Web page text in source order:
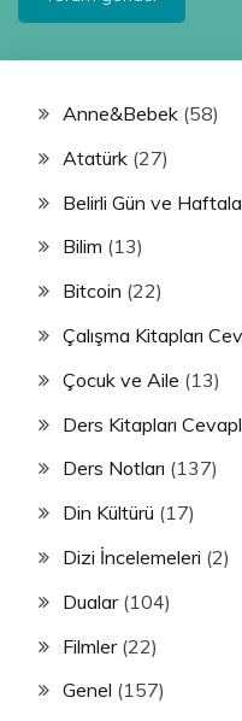
Anne&Bebek (58)
Atatürk (27)
Belirli Gün ve
Bilim (13)
Bitcoin (22)
Çalışma Kitapları
Çocuk ve Aile (13)
Ders Kitapları
Ders Notları (137)
Din Kültürü (17)
Dizi İncelemeleri (2)
Dualar(104)
Filmler(22)
Genel (157)